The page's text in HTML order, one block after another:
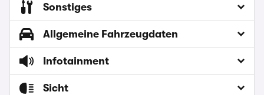
Sonstiges
Allgemeine Fahrzeugdaten
Infotainment
Sicht